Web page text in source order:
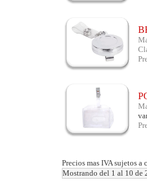
Precios mas IVA sujetos
Mostrando del 1 al 10 de